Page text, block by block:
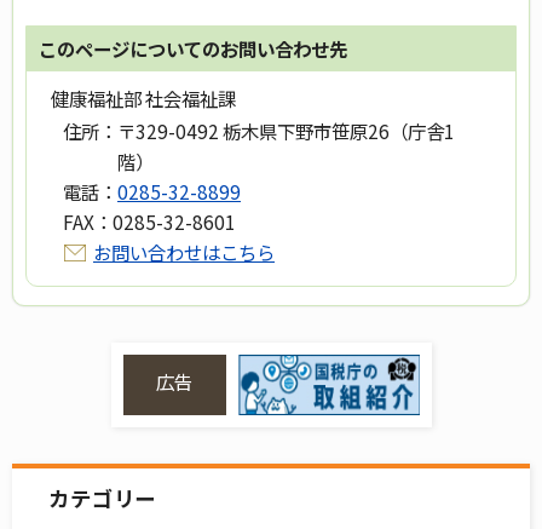
このページについてのお問い合わせ先
健康福祉部 社会福祉課
住所： 〒329-0492 栃木県下野市笹原26（庁舎1
階）
電話： 0285-32-8899
FAX： 0285-32-8601
お問い合わせはこちら
広告
カテゴリー